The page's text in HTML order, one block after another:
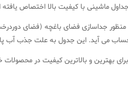
ماشینی با کیفیت بالا اختصاص
جداسازی فضای باغچه (فضای
می آید. این جدول به علت جذب آب
بهترین و بالاترین کیفیت در